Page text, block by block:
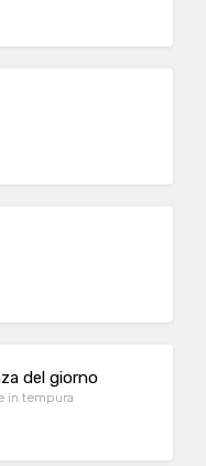
del giorno
in tempura